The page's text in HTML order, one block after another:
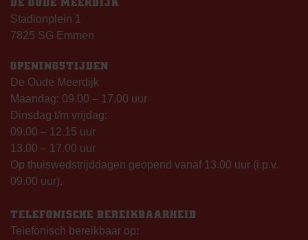
Stadionplein 1
7825 SG Emmen
OPENINGSTIJDEN
De Oude Meerdijk
Maandag: 09.00 – 17.00 uur
Dinsdag t/m vrijdag:
09.00 – 12.15 uur
13.00 – 17.00 uur
Op thuiswedstrijddagen geopend vanaf 13.00 uur (i.p.v.
09.00 uur).
TELEFONISCHE BEREIKBAARHEID
Telefonisch bereikbaar op: